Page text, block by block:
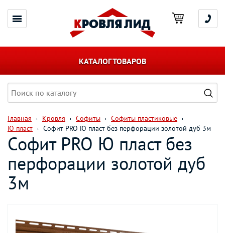
КАТАЛОГ ТОВАРОВ
Главная Кровля Софиты
Софиты пластиковые
Ю пласт
Софит PRO Ю пласт без перфорации золотой дуб 3м
Софит PRO Ю пласт без
перфорации золотой дуб
3м